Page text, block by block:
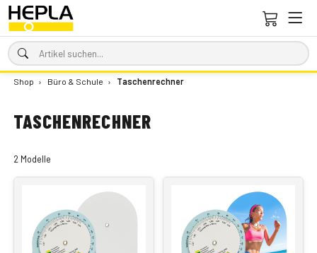
Shop › Büro & Schule › Taschenrechner
TASCHENRECHNER
2 Modelle